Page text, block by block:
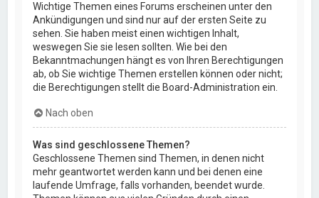
Wichtige Themen eines Forums erscheinen unter den
Ankündigungen und sind nur auf der ersten Seite zu
sehen. Sie haben meist einen wichtigen Inhalt,
weswegen Sie sie lesen sollten. Wie bei den
Bekanntmachungen hängt es von Ihren Berechtigungen
ab, ob Sie wichtige Themen erstellen können oder nicht;
die Berechtigungen stellt die Board-Administration ein.
Nach oben
Was sind geschlossene Themen?
Geschlossene Themen sind Themen, in denen nicht
mehr geantwortet werden kann und bei denen eine
laufende Umfrage, falls vorhanden, beendet wurde.